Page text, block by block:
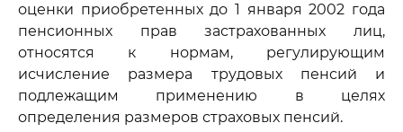
оценки приобретенных до 1 января 2002 года
пенсионных прав застрахованных лиц,
относятся к нормам, регулирующим
исчисление размера трудовых пенсий и
подлежащим применению в целях
определения размеров страховых пенсий.